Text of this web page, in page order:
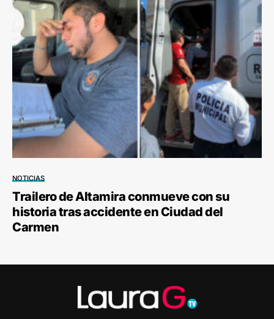
NOTICIAS
Trailero de Altamira conmueve con su
historia tras accidente en Ciudad del
Carmen